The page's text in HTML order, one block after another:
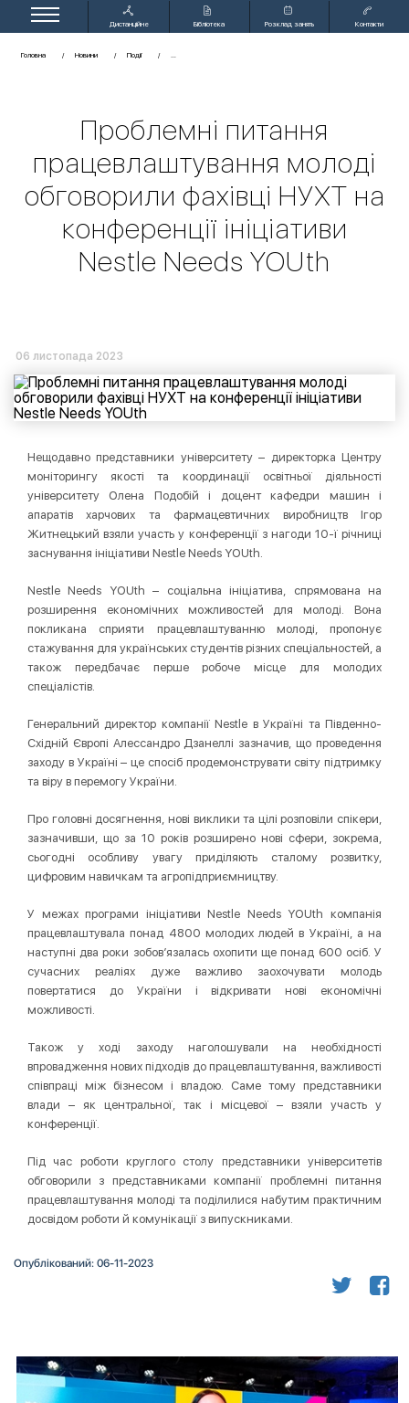
Дистанційне
Бібліотека Розклад занять Контакти
Головна Новини Події
Проблемні питання
працевлаштування молоді
обговорили фахівці НУХТ на
конференції ініціативи
Nestle Needs YOUth
06 листопада 2023
Нещодавно представники університету – директорка Центру
моніторингу якості та координації освітньої діяльності
університету Олена Подобій і доцент кафедри машин і
апаратів харчових та фармацевтичних виробництв Ігор
Житнецький взяли участь у конференції з нагоди 10-ї річниці
заснування ініціативи Nestle Needs YOUth.
Nestle Needs YOUth – соціальна ініціатива, спрямована на
розширення економічних можливостей для молоді. Вона
покликана сприяти працевлаштуванню молоді, пропонує
стажування для українських студентів різних спеціальностей, а
також передбачає перше робоче місце для молодих
спеціалістів.
Генеральний директор компанії Nestle в Україні та Південно-
Східній Європі Алессандро Дзанеллі зазначив, що проведення
заходу в Україні – це спосіб продемонструвати світу підтримку
та віру в перемогу України.
Про головні досягнення, нові виклики та цілі розповіли спікери,
зазначивши, що за 10 років розширено нові сфери, зокрема,
сьогодні особливу увагу приділяють сталому розвитку,
цифровим навичкам та агропідприємництву.
У межах програми ініціативи Nestle Needs YOUth компанія
працевлаштувала понад 4800 молодих людей в Україні, а на
наступні два роки зобов’язалась охопити ще понад 600 осіб. У
сучасних реаліях дуже важливо заохочувати молодь
повертатися до України і відкривати нові економічні
можливості.
Також у ході заходу наголошували на необхідності
впровадження нових підходів до працевлаштування, важливості
співпраці між бізнесом і владою. Саме тому представники
влади – як центральної, так і місцевої – взяли участь у
конференції.
Під час роботи круглого столу представники університетів
обговорили з представниками компанії проблемні питання
працевлаштування молоді та поділилися набутим практичним
досвідом роботи й комунікації з випускниками.
Опублікований: 06-11-2023